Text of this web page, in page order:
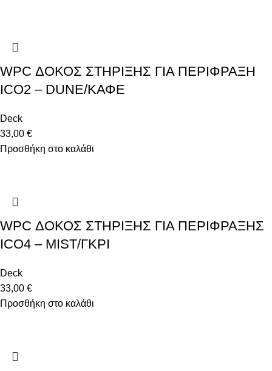
WPC ΔΟΚΟΣ ΣΤΗΡΙΞΗΣ ΓΙΑ ΠΕΡΙΦΡΑΞΗ
ICO2 – DUNE/ΚΑΦΕ
Deck
33,00 €
Προσθήκη στο καλάθι
WPC ΔΟΚΟΣ ΣΤΗΡΙΞΗΣ ΓΙΑ ΠΕΡΙΦΡΑΞΗΣ
ICO4 – MIST/ΓΚΡΙ
Deck
33,00 €
Προσθήκη στο καλάθι